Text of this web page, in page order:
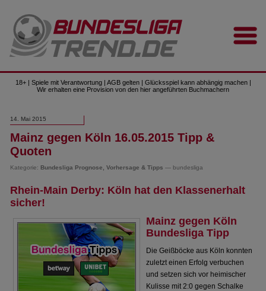
18+ | Spiele mit Verantwortung | AGB gelten | Glücksspiel kann abhängig machen |
Wir erhalten eine Provision von den hier angeführten Buchmachern
14. Mai 2015
Mainz gegen Köln 16.05.2015 Tipp &
Quoten
Kategorie: Bundesliga Prognose, Vorhersage & Tipps — bundesliga
Rhein-Main Derby: Köln hat den Klassenerhalt
sicher!
Mainz gegen Köln
Bundesliga Tipp
Die Geißböcke aus Köln konnten
zuletzt einen Erfolg verbuchen
und setzen sich vor heimischer
Kulisse mit 2:0 gegen Schalke